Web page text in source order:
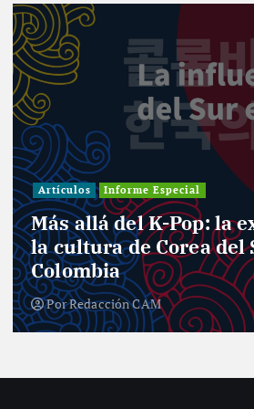
Artículos Informe Especial
Más allá del K-Pop: la
la cultura de Corea del
Colombia
PorRedacción CAM